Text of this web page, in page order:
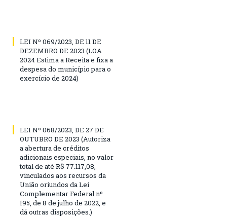
LEI Nº 069/2023, DE 11 DE
DEZEMBRO DE 2023 (LOA
2024 Estima a Receita e fixa a
despesa do município para o
exercício de 2024)
LEI Nº 068/2023, DE 27 DE
OUTUBRO DE 2023 (Autoriza
a abertura de créditos
adicionais especiais, no valor
total de até R$ 77.117,08,
vinculados aos recursos da
União oriundos da Lei
Complementar Federal nº
195, de 8 de julho de 2022, e
dá outras disposições.)